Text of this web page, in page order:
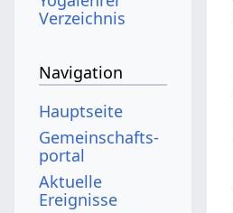
Verzeichnis
Navigation
Hauptseite
Gemeinschafts­
portal
Aktuelle
Ereignisse